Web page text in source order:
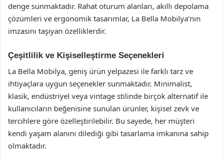
denge sunmaktadır. Rahat oturum alanları, akıllı depolama
çözümleri ve ergonomik tasarımlar, La Bella Mobilya’nın
imzasını taşıyan özelliklerdir.
Çeşitlilik ve Kişiselleştirme Seçenekleri
La Bella Mobilya, geniş ürün yelpazesi ile farklı tarz ve
ihtiyaçlara uygun seçenekler sunmaktadır. Minimalist,
klasik, endüstriyel veya vintage stilinde birçok alternatif ile
kullanıcıların beğenisine sunulan ürünler, kişisel zevk ve
tercihlere göre özelleştirilebilir. Bu sayede, her müşteri
kendi yaşam alanını dilediği gibi tasarlama imkanına sahip
olmaktadır.